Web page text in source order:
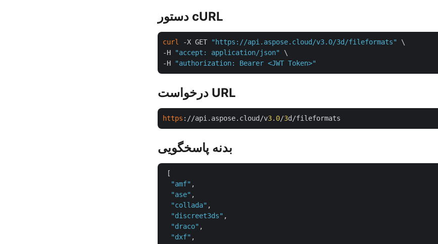
دستور cURL
curl -X GET "https://api.aspose.cloud/v3.0/3d/fileformats"
\
-H
"accept: application/json"
\
-H
"authorization: Bearer <JWT Token>"
درخواست URL
https ://api.aspose.cloud/v3. 0/3
بدنه پاسخگویی
[
"amf" ,
"ase" ,
"collada" ,
"discreet3ds" ,
"draco" ,
"dxf" ,